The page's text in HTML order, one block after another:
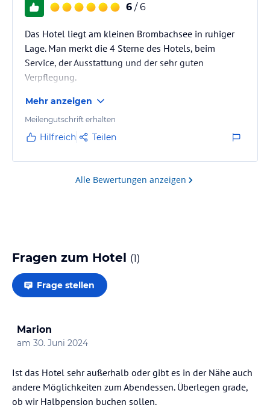
6 / 6
Das Hotel liegt am kleinen Brombachsee in ruhiger
Lage. Man merkt die 4 Sterne des Hotels, beim
Service, der Ausstattung und der sehr guten
Verpflegung.
Mehr anzeigen
Meilengutschrift erhalten
Hilfreich Teilen
Alle Bewertungen anzeigen
Fragen zum Hotel (1)
Frage stellen
Marion
am 30. Juni 2024
Ist das Hotel sehr außerhalb oder gibt es in der Nähe auch
andere Möglichkeiten zum Abendessen. Überlegen grade,
ob wir Halbpension buchen sollen.